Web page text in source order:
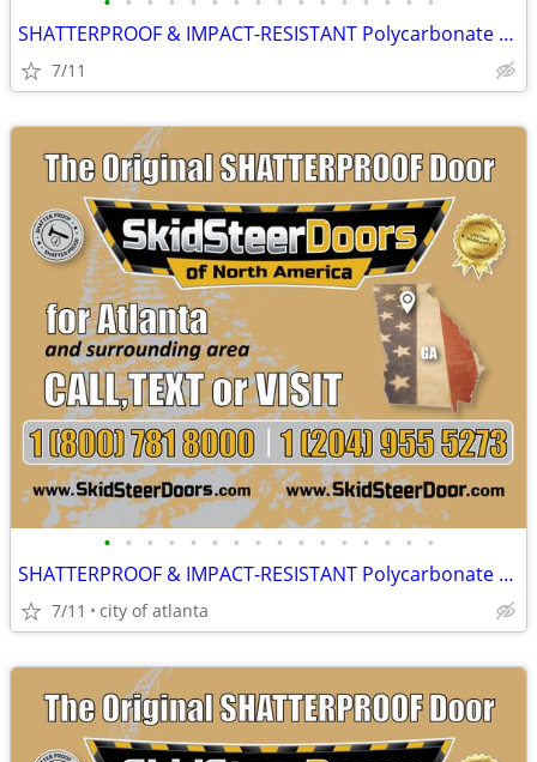
SHATTERPROOF & IMPACT-RESISTANT Polycarbonate Skid Steer Door Kits
7/11
• • • • • • • • • • • • • • • •
SHATTERPROOF & IMPACT-RESISTANT Polycarbonate Skid Steer Door Kits
7/11 city of atlanta